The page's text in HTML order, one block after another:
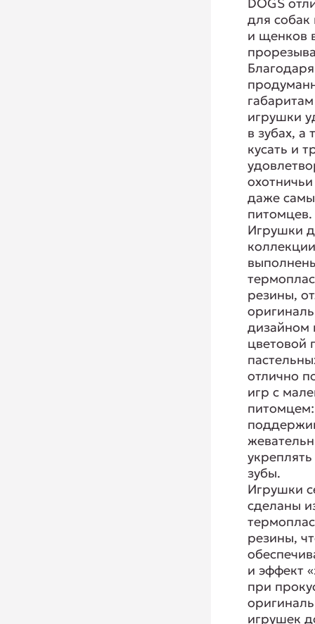
для
и щенков
Благодаря
игрушки
в зубах, а
кусать и
даже
питомцев.
Игрушки
резины,
дизайном
цветовой
отлично
игр с
зубы.
Игрушки
сделаны
резины,
и эффект
при
игрушек